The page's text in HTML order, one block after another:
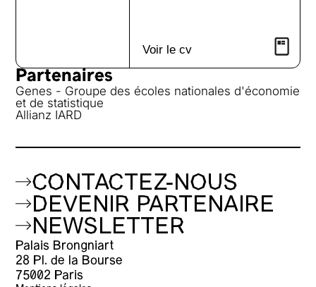
Voir le cv
Partenaires
Genes - Groupe des écoles nationales d'économie
et de statistique
Allianz IARD
CONTACTEZ-NOUS
DEVENIR PARTENAIRE
NEWSLETTER
Palais Brongniart
28 Pl. de la Bourse
75002 Paris